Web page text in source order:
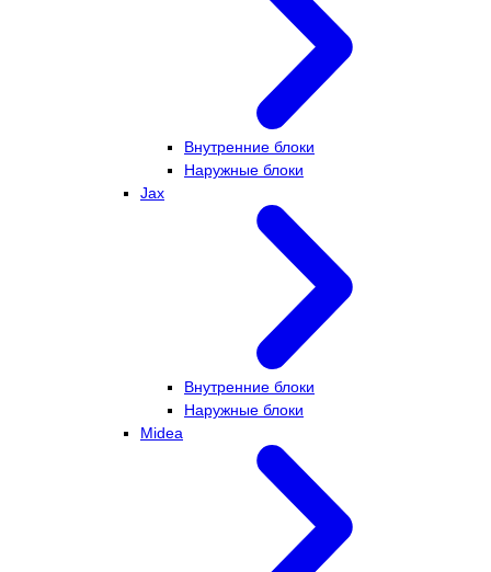
Внутренние блоки
Наружные блоки
Jax
Внутренние блоки
Наружные блоки
Midea